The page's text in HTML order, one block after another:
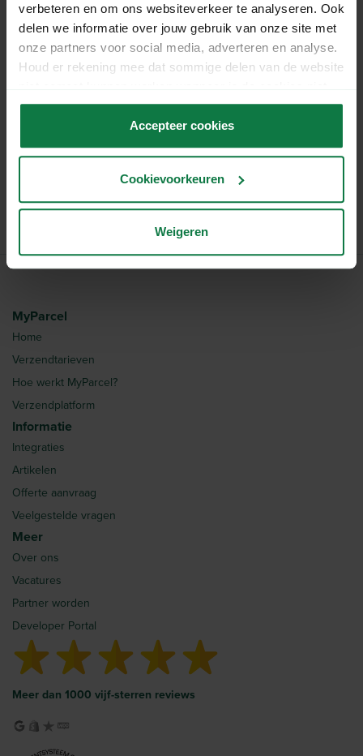
verbeteren en om ons websiteverkeer te analyseren. Ook
delen we informatie over jouw gebruik van onze site met
onze partners voor social media, adverteren en analyse.
Houd er rekening mee dat sommige delen van de website
accepteert.
Accepteer cookies
Cookievoorkeuren
Weigeren
Mail
WhatsApp
Bel
MyParcel
Home
Verzendtarieven
Hoe werkt MyParcel?
Verzendplatform
Informatie
Integraties
Artikelen
Offerte aanvraag
Veelgestelde vragen
Meer
Over ons
Vacatures
Partner worden
Developer Portal
Meer dan 1000 vijf-sterren reviews